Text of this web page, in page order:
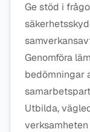
Ge stöd i
Genomföra
bedömningar
Utbilda,